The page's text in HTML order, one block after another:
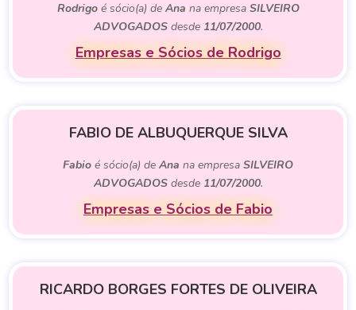
Rodrigoé sócio(a) de Ana na empresa SILVEIRO
ADVOGADOSdesde 11/07/2000.
Empresas e Sócios de Rodrigo
FABIO DE ALBUQUERQUE SILVA
Fabio é sócio(a) de Ana na empresa SILVEIRO
ADVOGADOSdesde 11/07/2000.
Empresas e Sócios de Fabio
RICARDO BORGES FORTES DE OLIVEIRA